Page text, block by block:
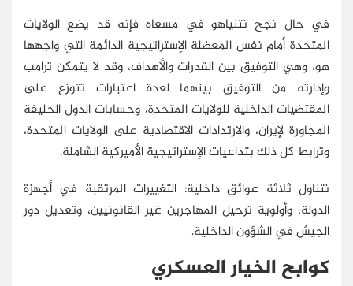
في حال نجح نتنياهو في مسعاه فإنه قد يضع الولايات
المتحدة أمام نفس المعضلة الإستراتيجية الدائمة التي واجهها
هو، وهي التوفيق بين القدرات والأهداف، وقد لا يتمكن ترامب
وإدارته من التوفيق بينهما لعدة اعتبارات تتوزع على
المقتضيات الداخلية للولايات المتحدة، وحسابات الدول الحليفة
المجاورة لإيران، والارتدادات الاقتصادية على الولايات المتحدة،
وترابط كل ذلك بتداعيات الإستراتيجية الأميركية الشاملة.
نتناول ثلاثة عوائق داخلية: التغييرات المرتقبة في أجهزة
الدولة، وأولوية ترحيل المهاجرين غير القانونيين، وتعديل دور
الجيش في الشؤون الداخلية.
كوابح الخيار العسكري